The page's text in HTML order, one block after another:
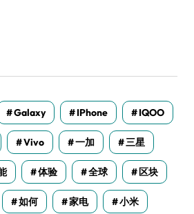
Galaxy IPhone IQOO
Vivo 一加 三星
体验 全球 区块
如何 家电 小米